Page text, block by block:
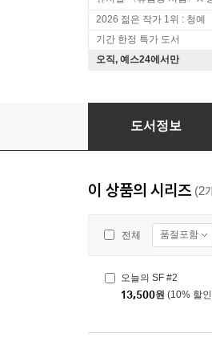
2026 젊은 작가 1위 : 청예
기간 한정 특가 도서
오직, 예스24에서만
오늘의 SF #2
도서정보
이 상품의 시리즈 (2
전체 품절포함
오늘의 SF #2
13,500원 (10% 할